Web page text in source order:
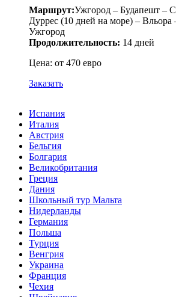
Маршрут:Ужгород – Будапешт –
Дуррес (10 дней на море) –
Ужгород
Продолжительность: 14 дней
Цена: от 470 евро
Заказать
Испания
Италия
Австрия
Бельгия
Болгария
Великобритания
Греция
Дания
Школьный тур Мальта
Нидерланды
Германия
Польша
Турция
Венгрия
Украина
Франция
Чехия